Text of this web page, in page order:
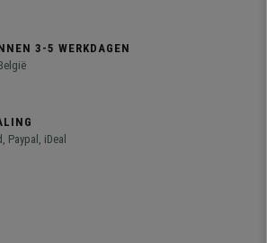
3-5 WERKDAGEN
Paypal, iDeal